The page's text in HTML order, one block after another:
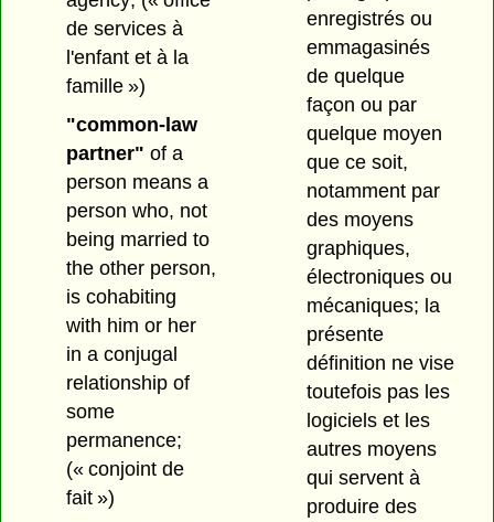
de services à
l'enfant et à la
famille »)
"common-law
partner" of a
person means a
person who, not
being married to
the other person,
is cohabiting
with him or her
in a conjugal
relationship of
some
permanence;
(« conjoint de
fait »)
enregistrés ou
emmagasinés
de quelque
façon ou par
quelque moyen
que ce soit,
notamment par
des moyens
graphiques,
électroniques ou
mécaniques; la
présente
définition ne vise
toutefois pas les
logiciels et les
autres moyens
qui servent à
produire des